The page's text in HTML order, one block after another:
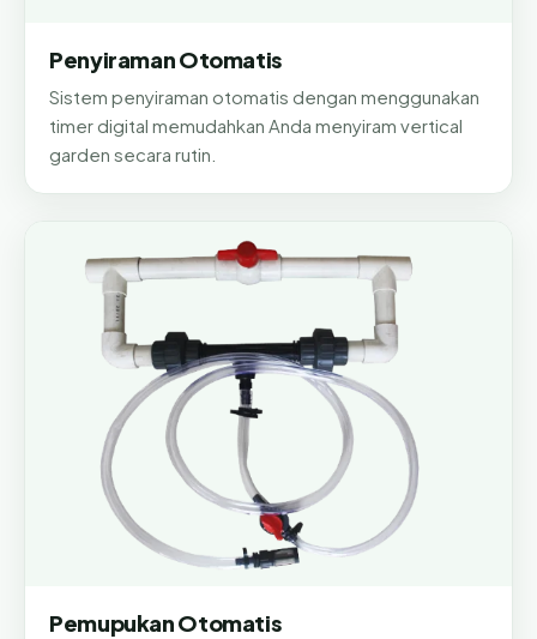
Penyiraman Otomatis
Sistem penyiraman otomatis dengan menggunakan
timer digital memudahkan Anda menyiram vertical
garden secara rutin.
Pemupukan Otomatis